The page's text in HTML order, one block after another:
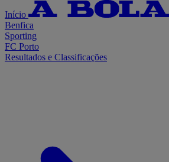
Início
Benfica
Sporting
FC Porto
Resultados e Classificações